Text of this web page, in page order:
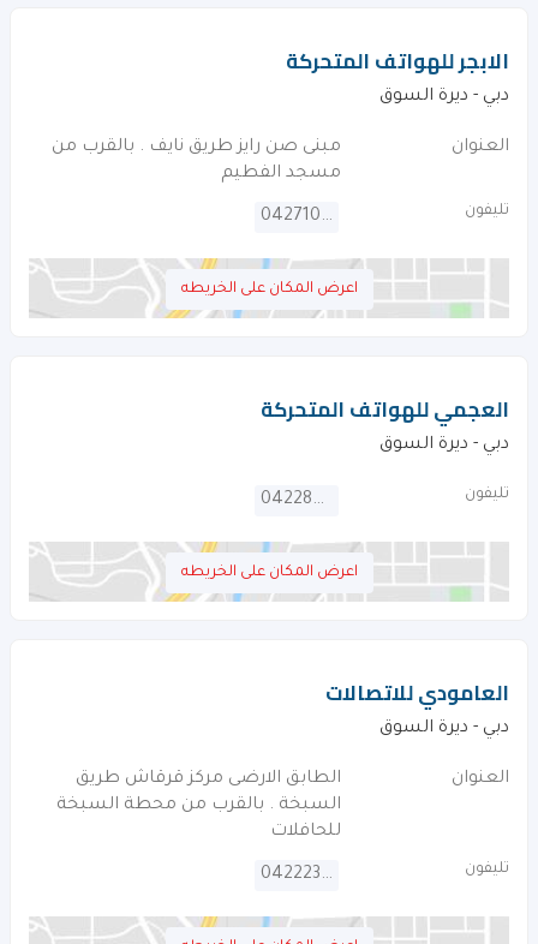
الابجر للهواتف المتحركة
دبي - ديرة السوق
العنوان
مبنى صن رايز طريق نايف . بالقرب من
مسجد الفطيم
تليفون 042710030
اعرض المكان على الخريطه
العجمي للهواتف المتحركة
دبي - ديرة السوق
تليفون 042282789
اعرض المكان على الخريطه
العامودي للاتصالات
دبي - ديرة السوق
العنوان
الطابق الارضى مركز قرقاش طريق
السبخة . بالقرب من محطة السبخة
للحافلات
تليفون 042223188